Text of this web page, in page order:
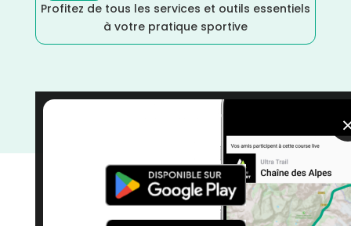
Profitez de tous les services et outils essentiels
à votre pratique sportive
/courses/Avril